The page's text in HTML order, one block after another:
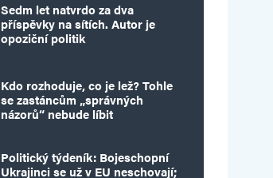
Sedm let natvrdo za dva
příspěvky na sítích. Autor je
opoziční politik
Kdo rozhoduje, co je lež? Tohle
se zastáncům „správných
názorů“ nebude líbit
Politický týdeník: Bojeschopní
Ukrajinci se už v EU neschovají;